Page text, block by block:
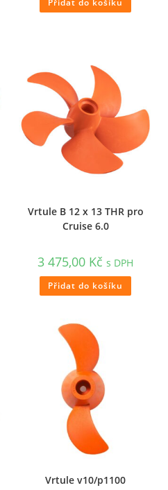
Přidat do košíku
Vrtule B 12 x 13 THR pro
Cruise 6.0
3 475,00 Kč s DPH
Přidat do košíku
Vrtule v10/p1100